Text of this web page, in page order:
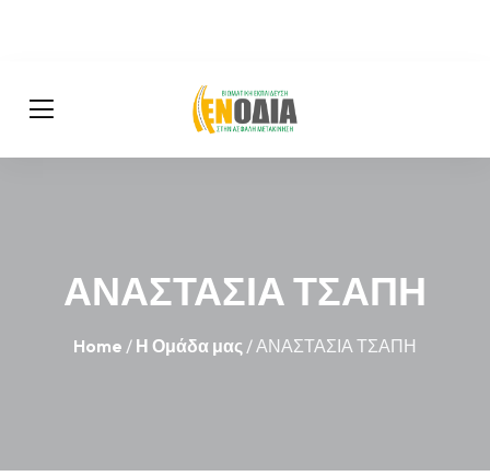
ΑΝΑΣΤΑΣΙΑ ΤΣΑΠΗ
Home / Η Ομάδα μας / ΑΝΑΣΤΑΣΙΑ ΤΣΑΠΗ